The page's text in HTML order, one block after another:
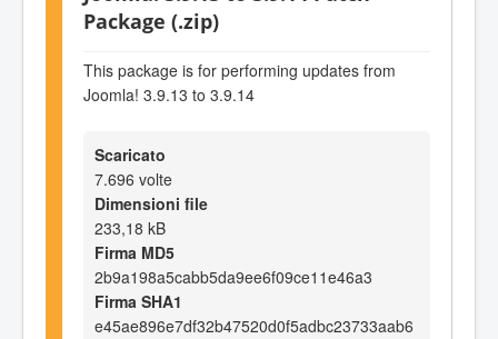
Package (.zip)
This package is for performing updates from
Joomla! 3.9.13 to 3.9.14
Scaricato
7.696 volte
Dimensioni file
233,18 kB
Firma MD5
2b9a198a5cabb5da9ee6f09ce11e46a3
Firma SHA1
e45ae896e7df32b47520d0f5adbc23733aab6